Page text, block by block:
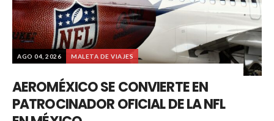
AGO 04, 2026 MALETA DE VIAJES
AEROMÉXICO SE CONVIERTE EN
PATROCINADOR OFICIAL DE LA NFL